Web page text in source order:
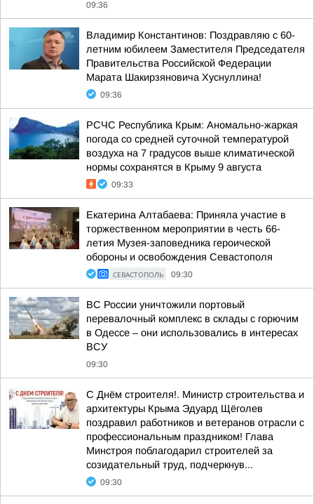
09:36
Владимир Константинов: Поздравляю с 60-
летним юбилеем Заместителя Председателя
Правительства Российской Федерации
Марата Шакирзяновича Хуснуллина!
09:36
РСЧС Республика Крым: Аномально-жаркая
погода со средней суточной температурой
воздуха на 7 градусов выше климатической
нормы сохранятся в Крыму 9 августа
09:33
Екатерина Алтабаева: Приняла участие в
торжественном мероприятии в честь 66-
летия Музея-заповедника героической
обороны и освобождения Севастополя
СЕВАСТОПОЛЬ 09:30
ВС России уничтожили портовый
перевалочный комплекс в склады с горючим
в Одессе – они использовались в интересах
ВСУ
09:30
С Днём строителя!. Министр строительства и
архитектуры Крыма Эдуард Щёголев
поздравил работников и ветеранов отрасли с
профессиональным праздником! Глава
Минстроя поблагодарил строителей за
созидательный труд, подчеркнув...
09:30